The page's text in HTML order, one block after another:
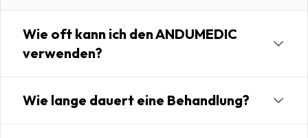
Wie oft kann ich den ANDUMEDIC
verwenden?
Wie lange dauert eine Behandlung?